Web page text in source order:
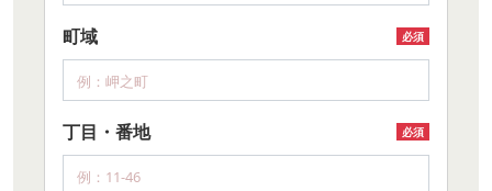
町域 必須
丁目・番地 必須